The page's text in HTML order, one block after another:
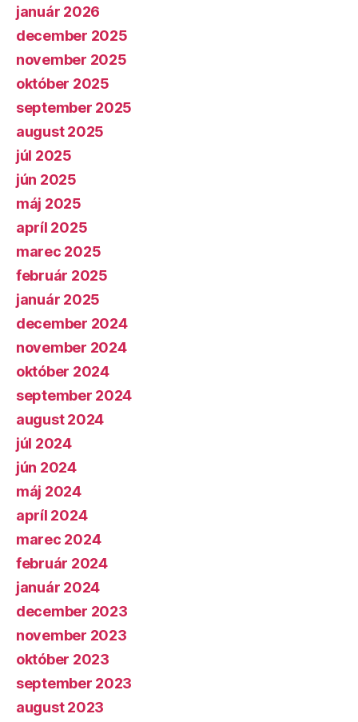
január 2026
december 2025
november 2025
október 2025
september 2025
august 2025
júl 2025
jún 2025
máj 2025
apríl 2025
marec 2025
február 2025
január 2025
december 2024
november 2024
október 2024
september 2024
august 2024
júl 2024
jún 2024
máj 2024
apríl 2024
marec 2024
február 2024
január 2024
december 2023
november 2023
október 2023
september 2023
august 2023